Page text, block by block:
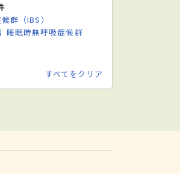
群（IBS）
睡眠時無呼吸症候群
すべてをクリア